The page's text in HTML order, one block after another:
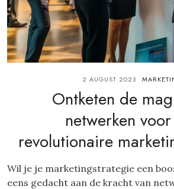
2 AUGUST 2023
Ontketen de
netwerken
revolutionaire
Wil je je marketingstrategie een
eens gedacht aan de kracht van